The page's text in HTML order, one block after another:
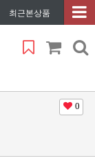
최근본상품
0